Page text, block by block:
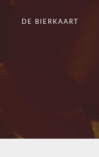
DE BIERKAART